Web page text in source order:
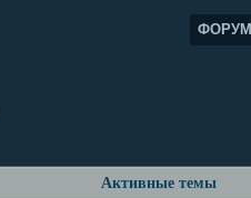
ФОРУМ
Активные темы